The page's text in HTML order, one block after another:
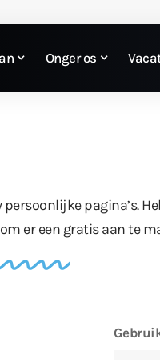
Onger os
pagina’s.
er een gratis aan te